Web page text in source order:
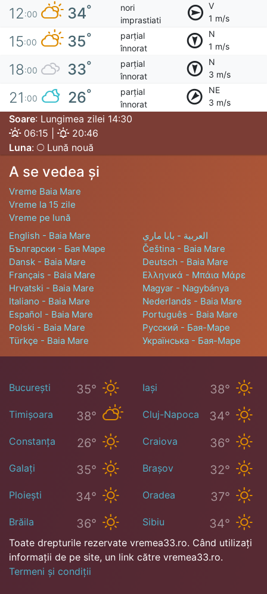
12:00 34°
nori
imprastiati
V
1 m/s
15:00 35°
parțial
înnorat
N
1 m/s
18:00 33°
parțial
înnorat
N
3 m/s
21 :00 26°
parțial
înnorat
NE
3 m/s
Soare: Lungimea zilei 14:30
06:15 |
20:46
Luna: Lună nouă
A se vedea și
Vreme Baia Mare
Vreme la 15 zile
Vreme pe lună
English - Baia Mare
العربية - بايا ماري
Български - Бая Маре
Čeština - Baia Mare
Dansk - Baia Mare
Deutsch - Baia Mare
Français - Baia Mare
Ελληνικά - Μπάια Μάρε
Hrvatski - Baia Mare
Magyar - Nagybánya
Italiano - Baia Mare
Nederlands - Baia Mare
Español - Baia Mare
Português - Baia Mare
Polski - Baia Mare
Русский - Бая-Маре
Türkçe - Baia Mare
Українська - Бая-Маре
București 35° Iași 38°
Timișoara 38° Cluj-Napoca 34°
Constanța 26° Craiova 36°
Galați 35° Brașov 32°
Ploiești 34° Oradea 37°
Brăila 36° Sibiu 34°
Toate drepturile rezervate vremea33.ro. Când utilizați
informații de pe site, un link către vremea33.ro.
Termeni și condiții